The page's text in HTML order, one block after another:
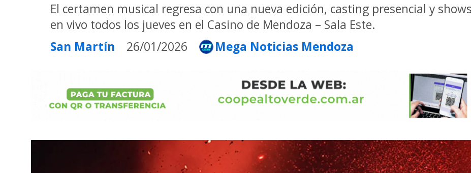
El certamen musical regresa con una nueva edición, casting presencial y shows
en vivo todos los jueves en el Casino de Mendoza – Sala Este.
San Martín
26/01/2026 Mega Noticias Mendoza